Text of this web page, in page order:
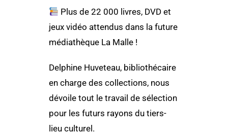
Plus de 22 000 livres, DVD et
jeux vidéo attendus dans la future
médiathèque La Malle !
Delphine Huveteau, bibliothécaire
en charge des collections, nous
dévoile tout le travail de sélection
pour les futurs rayons du tiers-
lieu culturel.